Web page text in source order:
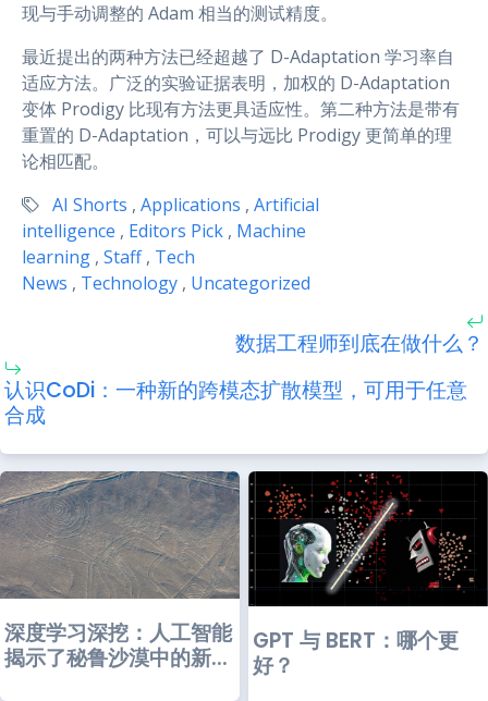
现与手动调整的 Adam 相当的测试精度。
最近提出的两种方法已经超越了 D-Adaptation 学习率自
适应方法。广泛的实验证据表明，加权的 D-Adaptation
变体 Prodigy 比现有方法更具适应性。第二种方法是带有
重置的 D-Adaptation，可以与远比 Prodigy 更简单的理
论相匹配。
AI Shorts , Applications , Artificial
intelligence , Editors Pick , Machine
learning , Staff , Tech
News , Technology , Uncategorized
数据工程师到底在做什么？
认识CoDi：一种新的跨模态扩散模型，可用于任意
合成
深度学习深挖：人工智能
揭示了秘鲁沙漠中的新...
GPT 与 BERT：哪个更
好？